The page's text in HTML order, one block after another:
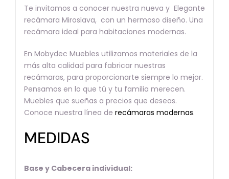
Te invitamos a conocer nuestra nueva y Elegante
recámara Miroslava, con un hermoso diseño. Una
recámara ideal para habitaciones modernas.
En Mobydec Muebles utilizamos materiales de la
más alta calidad para fabricar nuestras
recámaras, para proporcionarte siempre lo mejor.
Pensamos en lo que tú y tu familia merecen.
Muebles que sueñas a precios que deseas.
Conoce nuestra línea de recámaras modernas.
MEDIDAS
Base y Cabecera individual: